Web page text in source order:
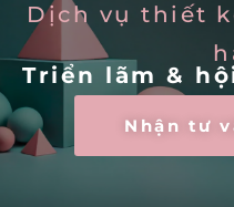
Dịch vụ thiết
Triển lãm &
Nhận tư